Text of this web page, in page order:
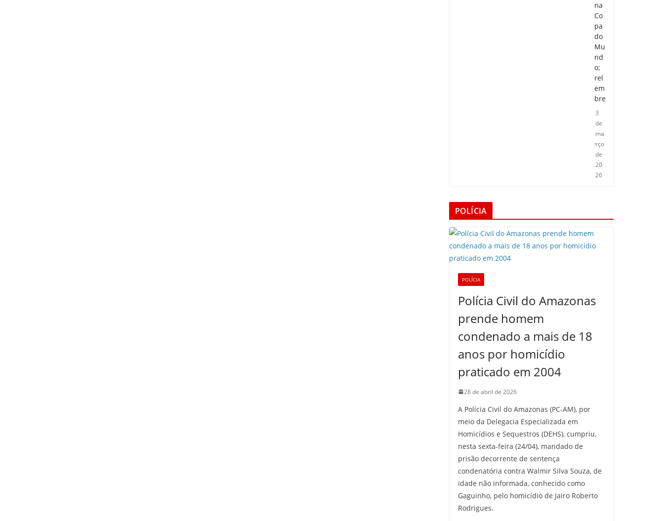
na
Co
pa
do
Mu
nd
o;
rel
em
bre
3
de
ma
rço
de
20
26
POLÍCIA
POLÍCIA
Polícia Civil do Amazonas
prende homem
condenado a mais de 18
anos por homicídio
praticado em 2004
28 de abril de 2026
A Polícia Civil do Amazonas (PC-AM), por
meio da Delegacia Especializada em
Homicídios e Sequestros (DEHS), cumpriu,
nesta sexta-feira (24/04), mandado de
prisão decorrente de sentença
condenatória contra Walmir Silva Souza, de
idade não informada, conhecido como
Gaguinho, pelo homicídio de Jairo Roberto
Rodrigues.